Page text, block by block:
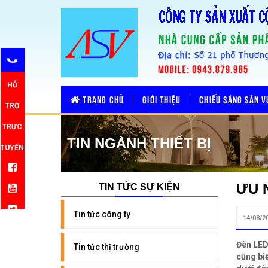
HỖ
TRỢ
TRỰC
TUYẾN
TRANG CHỦ GIỚI THIỆU CHIẾU SÁNG SÂN
TIN NGÀNH THIẾT BỊ
ƯU
14/08/
Đèn
cũng
TIN TỨC SỰ KIỆN
Tin tức công ty
Tin tức thị trường